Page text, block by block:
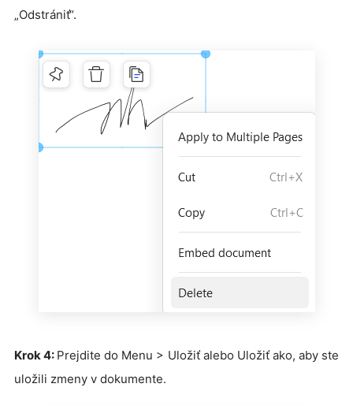
„Odstrániť“.
Krok 4: Prejdite do Menu > Uložiť alebo Uložiť ako, aby ste
uložili zmeny v dokumente.